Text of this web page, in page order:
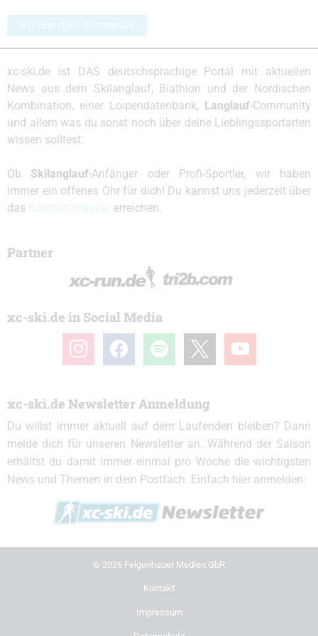
Schreibe einen Kommentar
xc-ski.de ist DAS deutschsprachige Portal mit aktuellen
News aus dem Skilanglauf, Biathlon und der Nordischen
Kombination, einer Loipendatenbank,
Langlauf-Community
und allem was du sonst noch über deine Lieblingssportarten
wissen solltest.
Ob Skilanglauf-Anfänger oder Profi-Sportler, wir haben
immer ein offenes Ohr für dich! Du kannst uns jederzeit über
das
erreichen.
Partner
xc-ski.de in Social Media
instagramfacebook spotify youtube
xc-ski.de Newsletter Anmeldung
Du willst immer aktuell auf dem Laufenden bleiben? Dann
melde dich für unseren Newsletter an. Während der Saison
erhältst du damit immer einmal pro Woche die wichtigsten
News und Themen in dein Postfach. Einfach hier anmelden:
© 2026 Felgenhauer Medien GbR
Kontakt
Impressum